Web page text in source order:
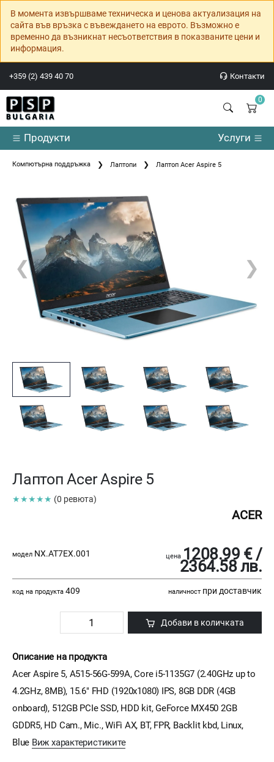
В момента извършваме техническа и ценова актуализация на
сайта във връзка с въвеждането на еврото. Възможно е
временно да възникнат несъответствия в показваните цени и
информация.
+359 (2) 439 40 70 Контакти
0
Продукти Услуги
Компютърна поддръжка Лаптопи Лаптоп Acer Aspire 5
❮ ❯
Лаптоп Acer Aspire 5
★★★★★ (0 ревюта)
ACER
модел NX.AT7EX.001 цена 1208.99 € /
2364.58 лв.
код на продукта 409 наличност при доставчик
Добави в количката
Описание на продукта
Acer Aspire 5, A515-56G-599A, Core i5-1135G7 (2.40GHz up to
4.2GHz, 8MB), 15.6" FHD (1920x1080) IPS, 8GB DDR (4GB
onboard), 512GB PCIe SSD, HDD kit, GeForce MX450 2GB
GDDR5, HD Cam., Mic., WiFi AX, BT, FPR, Backlit kbd, Linux,
Blue Виж характеристиките